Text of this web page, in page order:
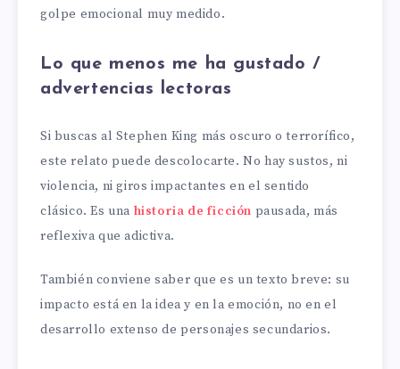
golpe emocional muy medido.
Lo que menos me ha gustado /
advertencias lectoras
Si buscas al Stephen King más oscuro o terrorífico,
este relato puede descolocarte. No hay sustos, ni
violencia, ni giros impactantes en el sentido
clásico. Es una historia de ficción pausada, más
reflexiva que adictiva.
También conviene saber que es un texto breve: su
impacto está en la idea y en la emoción, no en el
desarrollo extenso de personajes secundarios.